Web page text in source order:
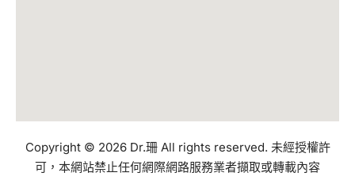
Copyright © 2026 Dr.珊 All rights reserved. 未經授權許
可，本網站禁止任何網際網路服務業者擷取或轉載內容